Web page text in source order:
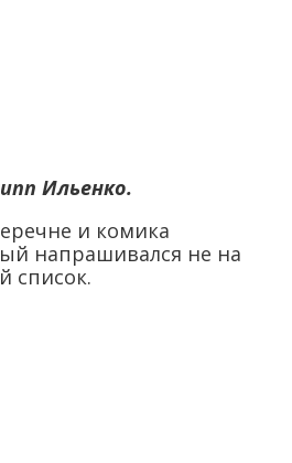
Ильенко.
и комика
напрашивался не на
список.